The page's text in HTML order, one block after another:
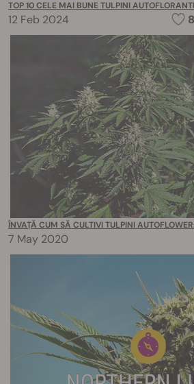
TOP 10 CELE MAI BUNE TULPINI
12 Feb 2024
ÎNVAȚĂ CUM SĂ CULTIVI TULPINI
7 May 2020